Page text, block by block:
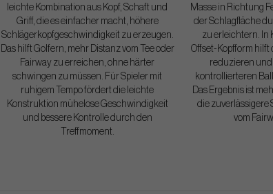
leichte Kombination aus Kopf, Schaft und
Griff, die es einfacher macht, höhere
Schlägerkopfgeschwindigkeit zu erzeugen.
Das hilft Golfern, mehr Distanz vom Tee oder
Fairway zu erreichen, ohne härter
schwingen zu müssen. Für Spieler mit
ruhigem Tempo fördert die leichte
Konstruktion mühelose Geschwindigkeit
und bessere Kontrolle durch den
Treffmoment.
Masse in Richtung
der Schlagfläche
zu erleichtern. In
Offset-Kopfform hilft
reduzieren
kontrollierteren
Das Ergebnis ist
die zuverlässigere
vom